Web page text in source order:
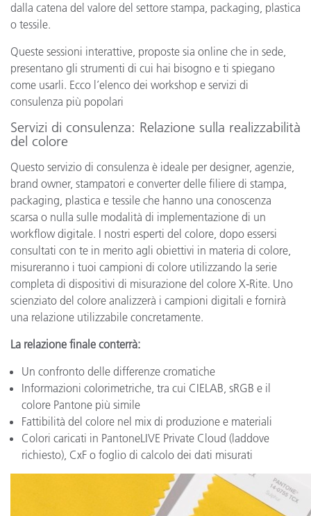
dalla catena del valore del settore stampa, packaging, plastica
o tessile.
Queste sessioni interattive, proposte sia online che in sede,
presentano gli strumenti di cui hai bisogno e ti spiegano
come usarli. Ecco l’elenco dei workshop e servizi di
consulenza più popolari
Servizi di consulenza: Relazione sulla realizzabilità
del colore
Questo servizio di consulenza è ideale per designer, agenzie,
brand owner, stampatori e converter delle filiere di stampa,
packaging, plastica e tessile che hanno una conoscenza
scarsa o nulla sulle modalità di implementazione di un
workflow digitale. I nostri esperti del colore, dopo essersi
consultati con te in merito agli obiettivi in materia di colore,
misureranno i tuoi campioni di colore utilizzando la serie
completa di dispositivi di misurazione del colore X-Rite. Uno
scienziato del colore analizzerà i campioni digitali e fornirà
una relazione utilizzabile concretamente.
La relazione finale conterrà:
Un confronto delle differenze cromatiche
Informazioni colorimetriche, tra cui CIELAB, sRGB e il
colore Pantone più simile
Fattibilità del colore nel mix di produzione e materiali
Colori caricati in PantoneLIVE Private Cloud (laddove
richiesto), CxF o foglio di calcolo dei dati misurati